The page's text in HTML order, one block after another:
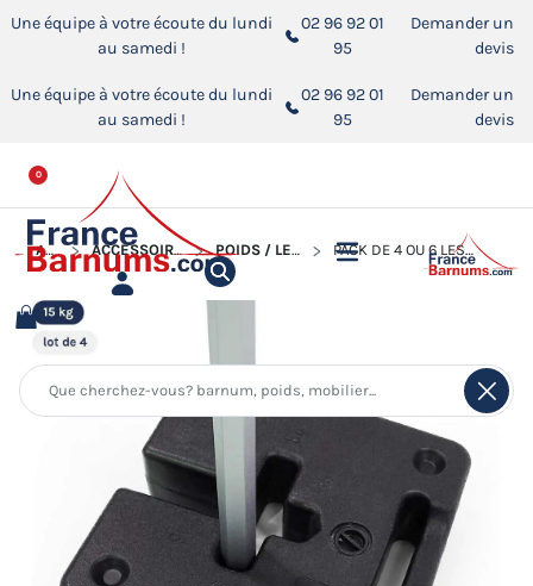
Une équipe à votre écoute du lundi
au samedi !
02 96 92 01
95
Demander un
devis
Une équipe à votre écoute du lundi
au samedi !
02 96 92 01
95
Demander un
devis
0
ACCUEIL ACCESSOIRES POUR BARNUMS PLIANTS POIDS / LESTS POUR BARNUM PLIANT PACK DE 4 OU 6 LESTS DE 15KG À REMPLIR POUR BARNUM PLIANT